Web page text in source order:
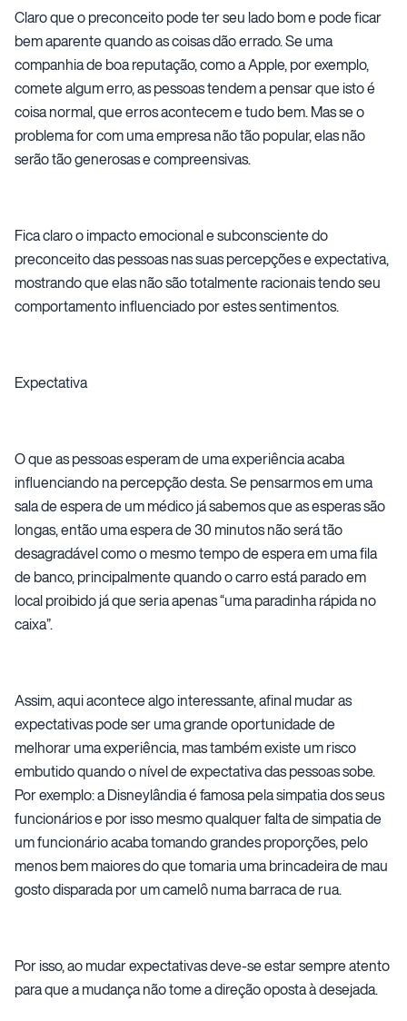
Claro que o preconceito pode ter seu lado bom e pode ficar
bem aparente quando as coisas dão errado. Se uma
companhia de boa reputação, como a Apple, por exemplo,
comete algum erro, as pessoas tendem a pensar que isto é
coisa normal, que erros acontecem e tudo bem. Mas se o
problema for com uma empresa não tão popular, elas não
serão tão generosas e compreensivas.
Fica claro o impacto emocional e subconsciente do
preconceito das pessoas nas suas percepções e expectativa,
mostrando que elas não são totalmente racionais tendo seu
comportamento influenciado por estes sentimentos.
Expectativa
O que as pessoas esperam de uma experiência acaba
influenciando na percepção desta. Se pensarmos em uma
sala de espera de um médico já sabemos que as esperas são
longas, então uma espera de 30 minutos não será tão
desagradável como o mesmo tempo de espera em uma fila
de banco, principalmente quando o carro está parado em
local proibido já que seria apenas “uma paradinha rápida no
caixa”.
Assim, aqui acontece algo interessante, afinal mudar as
expectativas pode ser uma grande oportunidade de
melhorar uma experiência, mas também existe um risco
embutido quando o nível de expectativa das pessoas sobe.
Por exemplo: a Disneylândia é famosa pela simpatia dos seus
funcionários e por isso mesmo qualquer falta de simpatia de
um funcionário acaba tomando grandes proporções, pelo
menos bem maiores do que tomaria uma brincadeira de mau
gosto disparada por um camelô numa barraca de rua.
Por isso, ao mudar expectativas deve-se estar sempre atento
para que a mudança não tome a direção oposta à desejada.